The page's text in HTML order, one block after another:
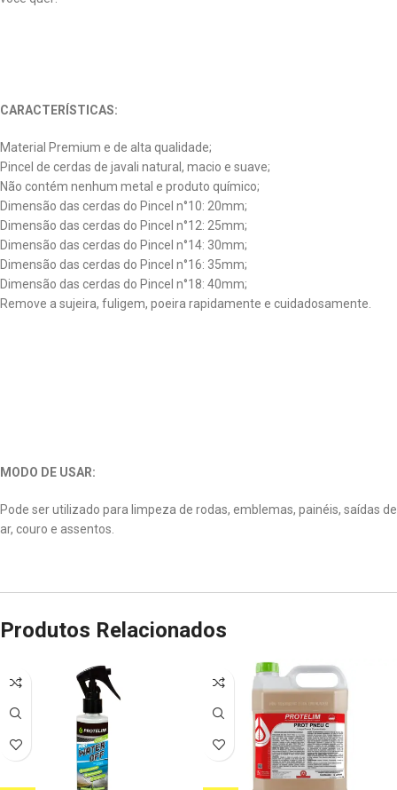
CARACTERÍSTICAS:
Material Premium e de alta qualidade;
Pincel de cerdas de javali natural, macio e suave;
Não contém nenhum metal e produto químico;
Dimensão das cerdas do Pincel n°10: 20mm;
Dimensão das cerdas do Pincel n°12: 25mm;
Dimensão das cerdas do Pincel n°14: 30mm;
Dimensão das cerdas do Pincel n°16: 35mm;
Dimensão das cerdas do Pincel n°18: 40mm;
Remove a sujeira, fuligem, poeira rapidamente e cuidadosamente.
MODO DE USAR:
Pode ser utilizado para limpeza de rodas, emblemas, painéis, saídas de
ar, couro e assentos.
Produtos Relacionados